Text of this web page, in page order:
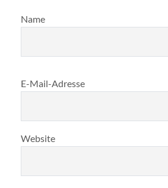
Name
E-Mail-Adresse
Website